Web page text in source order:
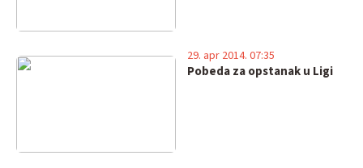
Pobeda za opstanak u Ligi
29. apr 2014. 07:35